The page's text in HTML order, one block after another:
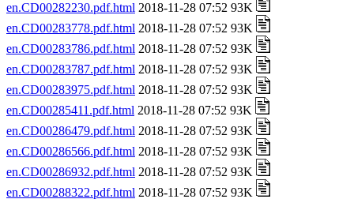
en.CD00282230.pdf.html 2018-11-28 07:52 93K
en.CD00283778.pdf.html 2018-11-28 07:52 93K
en.CD00283786.pdf.html 2018-11-28 07:52 93K
en.CD00283787.pdf.html 2018-11-28 07:52 93K
en.CD00283975.pdf.html 2018-11-28 07:52 93K
en.CD00285411.pdf.html 2018-11-28 07:52 93K
en.CD00286479.pdf.html 2018-11-28 07:52 93K
en.CD00286566.pdf.html 2018-11-28 07:52 93K
en.CD00286932.pdf.html 2018-11-28 07:52 93K
en.CD00288322.pdf.html 2018-11-28 07:52 93K